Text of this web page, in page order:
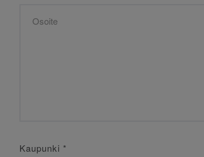
Kaupunki *